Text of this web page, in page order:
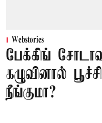
Webstories
பேக்கிங்
கழுவினால்
நீங்குமா?